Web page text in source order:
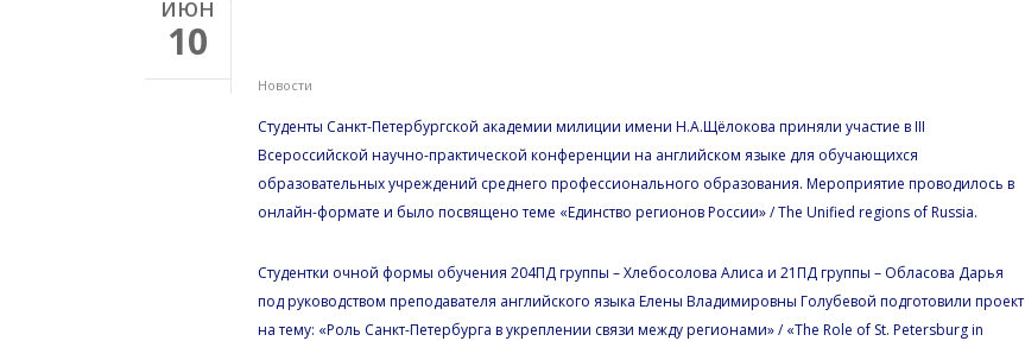
ИЮН
10
Новости
Студенты Санкт-Петербургской академии милиции имени Н.А.Щёлокова приняли участие в III
Всероссийской научно-практической конференции на английском языке для обучающихся
образовательных учреждений среднего профессионального образования. Мероприятие проводилось в
онлайн-формате и было посвящено теме «Единство регионов России» / The Unified regions of Russia.
Студентки очной формы обучения 204ПД группы – Хлебосолова Алиса и 21ПД группы – Обласова Дарья
под руководством преподавателя английского языка Елены Владимировны Голубевой подготовили проект
на тему: «Роль Санкт-Петербурга в укреплении связи между регионами» / «The Role of St. Petersburg in